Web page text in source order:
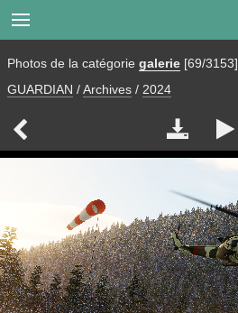

Photos de la catégorie galerie [69/3153]
GUARDIAN /Archives / 2024
  